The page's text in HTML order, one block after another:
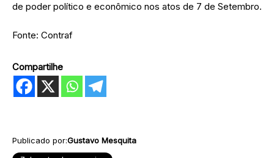
de poder político e econômico nos atos de 7 de Setembro.
Fonte: Contraf
Compartilhe
Publicado por:Gustavo Mesquita